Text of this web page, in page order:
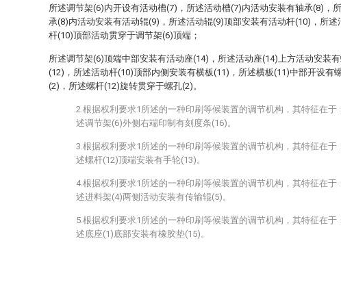
所述调节架(6)内开设有活动槽(7)，所述活动槽(7)内活动安装有轴承(8)，
承(8)内活动安装有活动辊(9)，所述活动辊(9)顶部安装有活动杆(10)，所述
杆(10)顶部活动贯穿于调节架(6)顶端；
所述调节架(6)顶端中部安装有活动座(14)，所述活动座(14)上方活动安装
(12)，所述活动杆(10)顶部内侧安装有横板(11)，所述横板(11)中部开设有
(2)，所述螺杆(12)旋转贯穿于螺孔(2)。
2.根据权利要求1所述的一种印刷等候装置的调节机构，其特征在于
述调节架(6)外侧右端印制有刻度条(16)。
3.根据权利要求1所述的一种印刷等候装置的调节机构，其特征在于
述螺杆(12)顶端安装有手轮(13)。
4.根据权利要求1所述的一种印刷等候装置的调节机构，其特征在于
述进料架(4)两侧活动安装有传输辊(5)。
5.根据权利要求1所述的一种印刷等候装置的调节机构，其特征在于
述底座(1)底部安装有橡胶垫(15)。